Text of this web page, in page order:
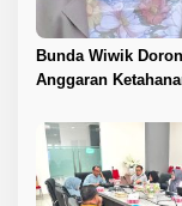
s
Bunda Wiwik
Anggaran